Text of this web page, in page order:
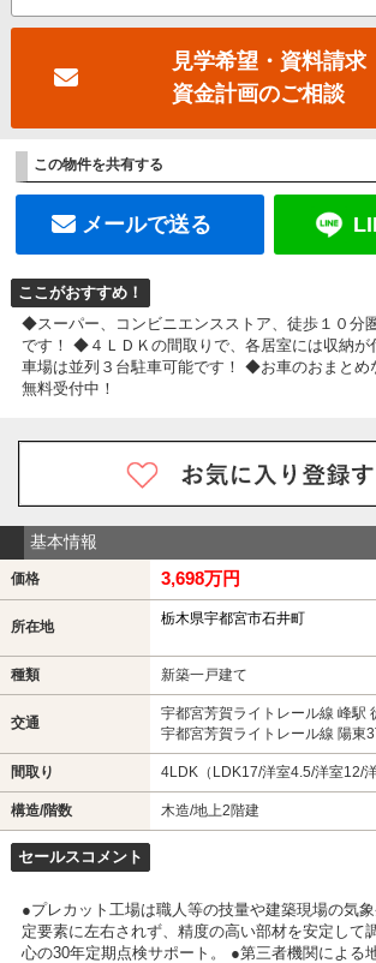
見学希望・資料請求
資金計画のご相談
この物件を共有する
メールで送る
ここがおすすめ！
◆スーパー、コンビニエンスストア、徒歩１０分
です！ ◆４ＬＤＫの間取りで、各居室には収納
車場は並列３台駐車可能です！ ◆お車のおまとめ
無料受付中！
基本情報
価格 3,698万円
所在地 栃木県宇都宮市石井町
種類 新築一戸建て
交通
宇都宮芳賀ライトレール線 峰駅
宇都宮芳賀ライトレール線 陽東
間取り 4LDK（LDK17/洋室4.5/洋室12/
構造/階数 木造/地上2階建
セールスコメント
●プレカット工場は職人等の技量や建築現場の気
定要素に左右されず、精度の高い部材を安定して
心の30年定期点検サポート。 ●第三者機関による